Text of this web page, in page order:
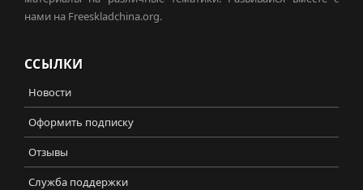
нами на Freeskladchina.org.
ССЫЛКИ
Новости
Оформить подписку
Отзывы
Служба поддержки